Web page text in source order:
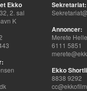
Ekko
2. sal
K
Sekretariat:
Annoncer:
Merete
6111 5851
Ekko
8838 9292